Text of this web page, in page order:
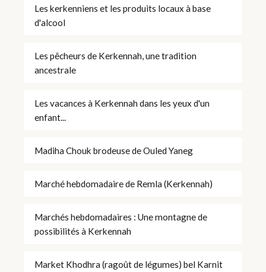
Les kerkenniens et les produits locaux à base
d'alcool
Les pêcheurs de Kerkennah, une tradition
ancestrale
Les vacances à Kerkennah dans les yeux d'un
enfant...
Madiha Chouk brodeuse de Ouled Yaneg
Marché hebdomadaire de Remla (Kerkennah)
Marchés hebdomadaires : Une montagne de
possibilités à Kerkennah
Market Khodhra (ragoût de légumes) bel Karnit